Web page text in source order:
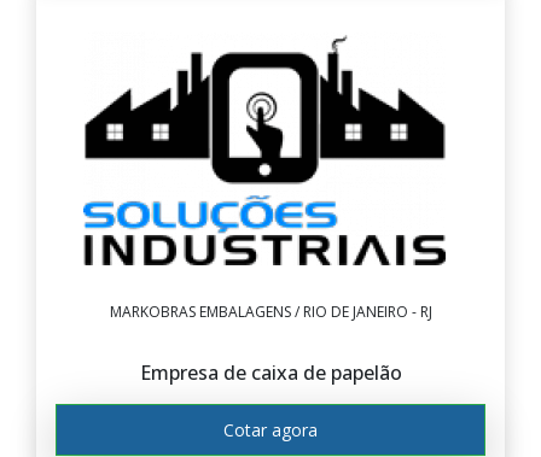
MARKOBRAS EMBALAGENS / RIO DE JANEIRO - RJ
Empresa de caixa de papelão
Cotar agora